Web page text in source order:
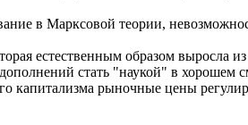
в Марксовой теории,
естественным образом выросла
стать "наукой" в
капитализма рыночные цены